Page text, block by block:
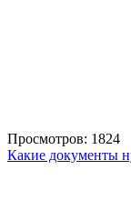
Просмотров: 1824
Какие документы